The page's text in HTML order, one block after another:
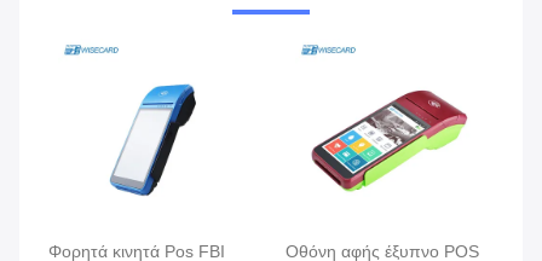
Φορητά κινητά Pos FBI
Οθόνη αφής έξυπνο POS